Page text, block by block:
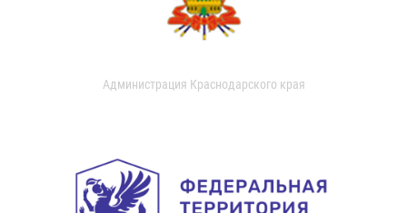
Администрация Краснодарского края